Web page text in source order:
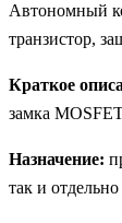
Автономный
транзистор,
Краткое
замка
Назначение:
так и отдельно